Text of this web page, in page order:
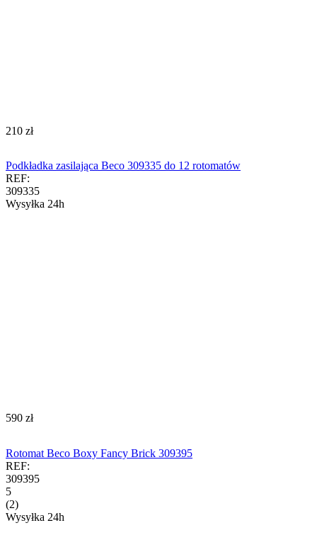
‍210‍ zł
Podkładka zasilająca Beco 309335 do 12 rotomatów
REF:
309335
Wysyłka 24h
‍590‍ zł
Rotomat Beco Boxy Fancy Brick 309395
REF:
309395
5
(2)
Wysyłka 24h